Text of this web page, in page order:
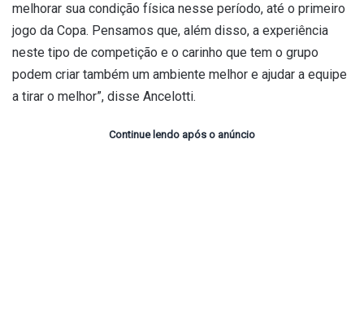
melhorar sua condição física nesse período, até o primeiro
jogo da Copa. Pensamos que, além disso, a experiência
neste tipo de competição e o carinho que tem o grupo
podem criar também um ambiente melhor e ajudar a equipe
a tirar o melhor”, disse Ancelotti.
Continue lendo após o anúncio